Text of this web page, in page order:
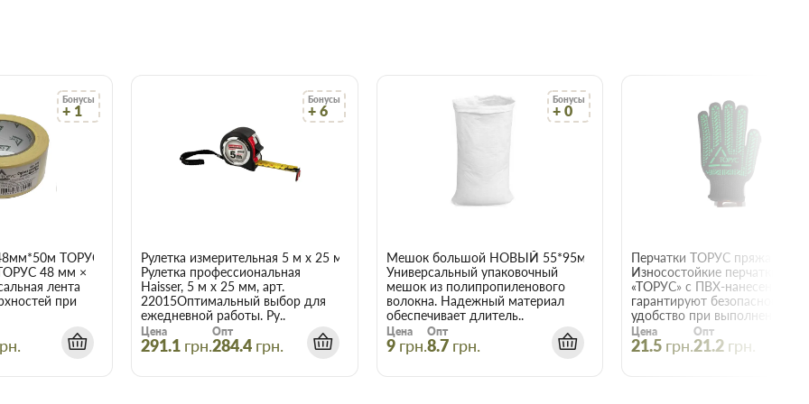
Запорожье
в цене!
а для этого заключаем
широким ассортиментом.
цене и качеству, всегда можно
менеджером.
оптовая цена в нашем
и более товаров.
15м, 3мм
Бонусы
+ 1
ТОРУС 056
48 мм ×
лента
при
Бонусы
+ 6
Рулетка измерительная 5 м x 25 мм Haisser 22015
Рулетка профессиональная
Haisser, 5 м x 25 мм, арт.
22015Оптимальный выбор для
ежедневной работы. Ру..
Цена
291.1 грн.
Опт
284.4 грн.
Бонусы
+ 0
Мешок большой НОВЫЙ 55*95мм
Универсальный упаковочный
мешок из полипропиленового
волокна. Надежный материал
обеспечивает длитель..
Цена
9 грн.
Опт
8.7 грн.
Износостойкие перчатки
«ТОРУС» с ПВХ-нанесением
гарантируют безопасность и
удобство при выполнении е..
Цена
21.5 грн.
Опт
21.2 грн.